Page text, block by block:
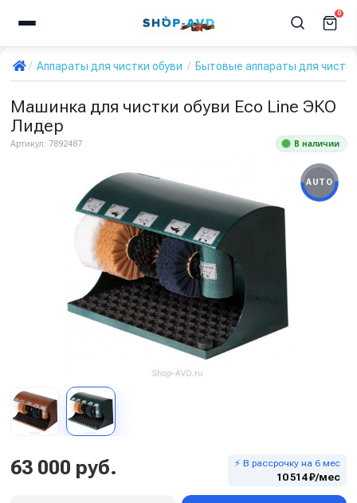
0
Аппараты для чистки обуви Бытовые аппараты для
Машинка для чистки обуви Eco Line ЭКО
Лидер
Артикул: 7892487 В наличии
AUTO
63 000 руб. ⚡ В рассрочку на 6 мес
10 514 ₽/мес